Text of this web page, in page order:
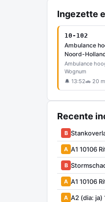
Ingezette
10-102
Ambulance
Noord-
Ambulance
Wognum
🔔 13:52🚗 20
Recente
B
A A1 10106
B
A A1 10106
A A2 (dia: ja)